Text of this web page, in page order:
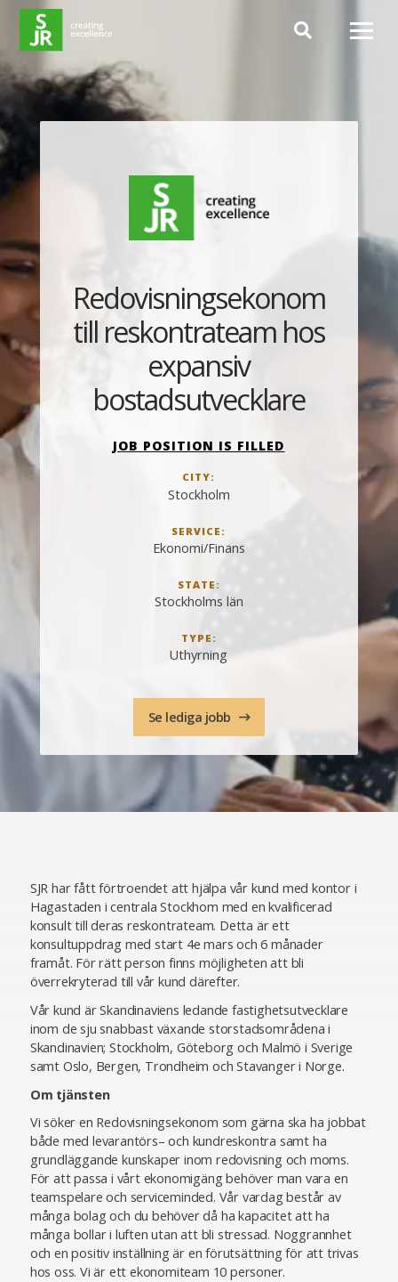
Hoppa till innehåll
JOB POSITION IS FILLED
CITY:
Stockholm
SERVICE:
Ekonomi/Finans
STATE:
Stockholms län
TYPE:
Uthyrning
Redovisningsekonom
till reskontrateam hos
expansiv
bostadsutvecklare
Se lediga jobb
SJR har fått förtroendet att hjälpa vår kund med kontor i
Hagastaden i centrala Stockhom med en kvalificerad
konsult till deras reskontrateam. Detta är ett
konsultuppdrag med start 4e mars och 6 månader
framåt. För rätt person finns möjligheten att bli
överrekryterad till vår kund därefter.
Vår kund är Skandinaviens ledande fastighetsutvecklare
inom de sju snabbast växande storstadsområdena i
Skandinavien; Stockholm, Göteborg och Malmö i Sverige
samt Oslo, Bergen, Trondheim och Stavanger i Norge.
Om tjänsten
Vi söker en Redovisningsekonom som gärna ska ha jobbat
både med levarantörs– och kundreskontra samt ha
grundläggande kunskaper inom redovisning och moms.
För att passa i vårt ekonomigäng behöver man vara en
teamspelare och serviceminded. Vår vardag består av
många bolag och du behöver då ha kapacitet att ha
många bollar i luften utan att bli stressad. Noggrannhet
och en positiv inställning är en förutsättning för att trivas
hos oss. Vi är ett ekonomiteam 10 personer.